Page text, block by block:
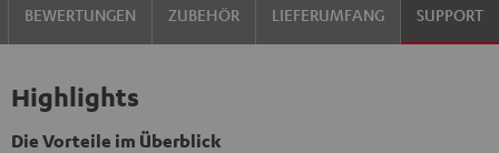
BEWERTUNGEN ZUBEHÖR LIEFERUMFANG SUPPORT
Highlights
Die Vorteile im Überblick